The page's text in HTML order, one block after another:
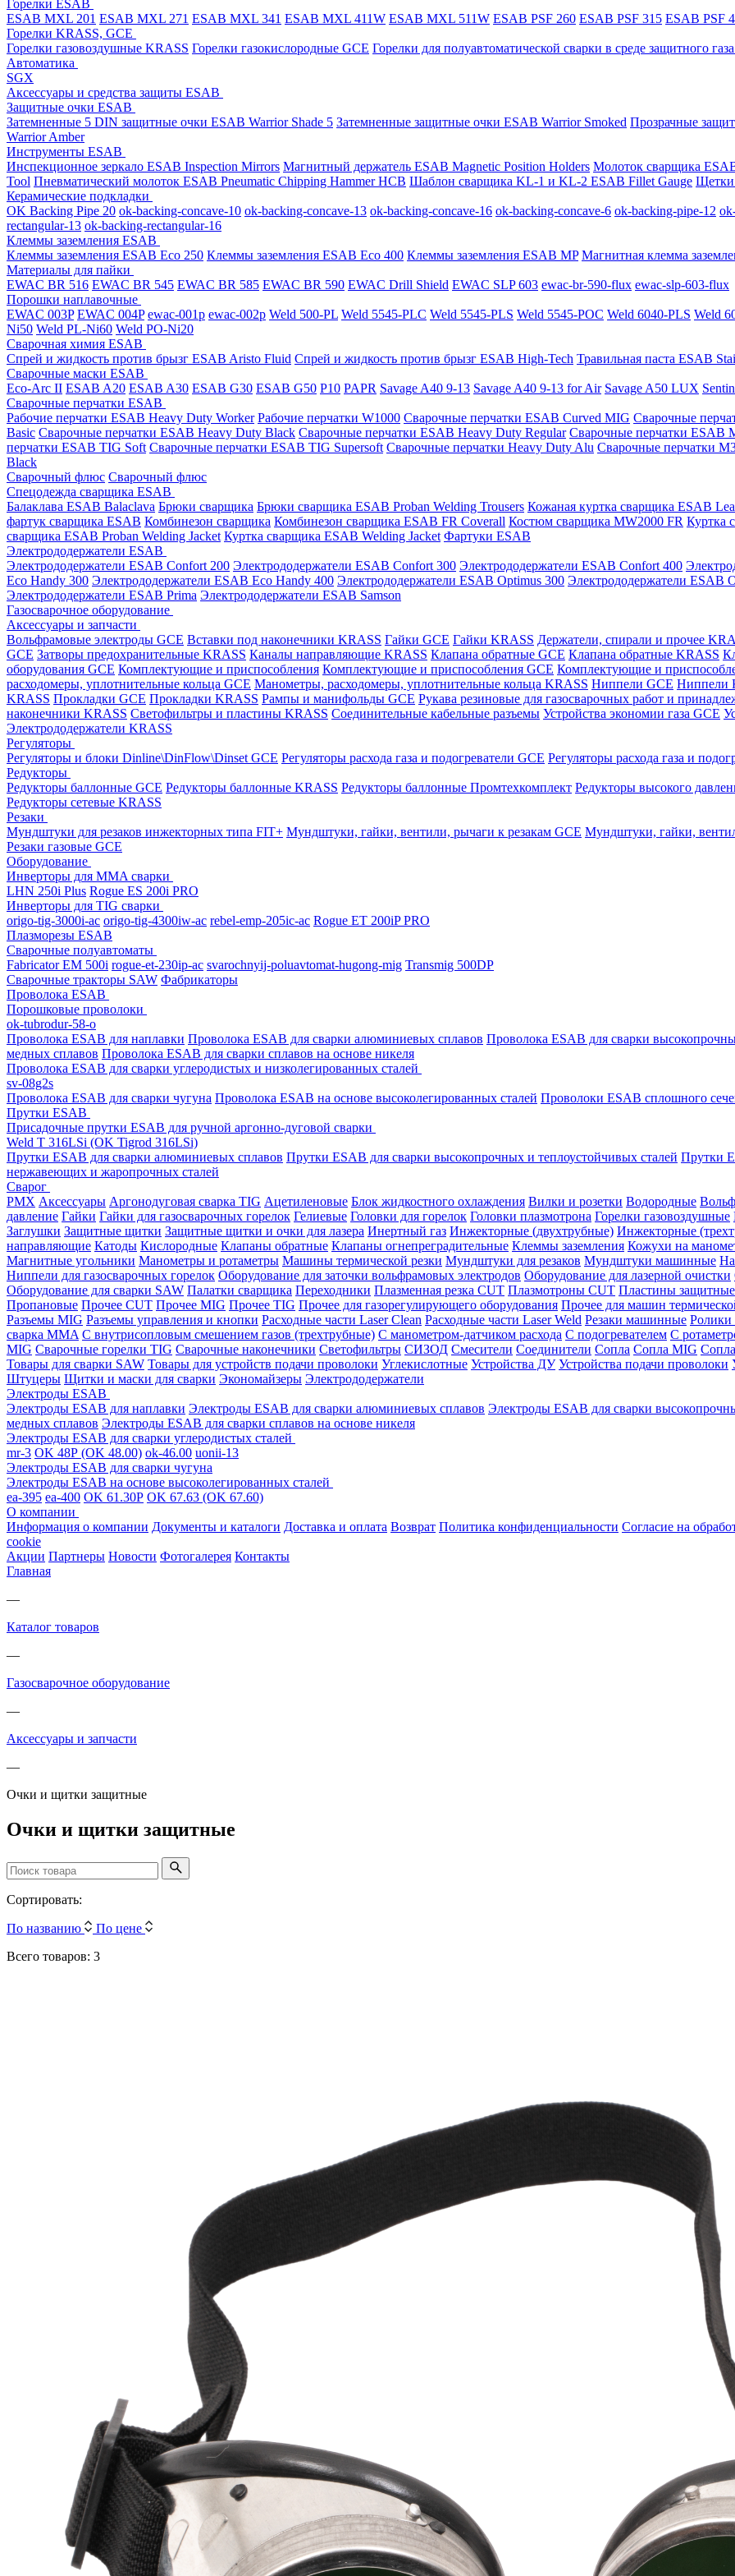
Горелки ESAB
ESAB MXL 201 ESAB MXL 271 ESAB MXL 341 ESAB MXL 411W ESAB MXL 511W ESAB PSF 260 ESAB PSF 315 ESAB PSF
Горелки KRASS, GCE
Горелки газовоздушные KRASS Горелки газокислородные GCE Горелки для полуавтоматической сварки в среде защитного
Автоматика
SGX
Аксессуары и средства защиты ESAB
Защитные очки ESAB
Затемненные 5 DIN защитные очки ESAB Warrior Shade 5 Затемненные защитные очки ESAB Warrior Smoked Прозрачные
Warrior Amber
Инструменты ESAB
Инспекционное зеркало ESAB Inspection Mirrors Магнитный держатель ESAB Magnetic Position Holders Молоток сварщика
Tool Пневматический молоток ESAB Pneumatic Chipping Hammer HCB Шаблон сварщика KL-1 и KL-2 ESAB Fillet Gauge Щетки
Керамические подкладки
OK Backing Pipe 20 ok-backing-concave-10 ok-backing-concave-13 ok-backing-concave-16 ok-backing-concave-6 ok-backing-pipe-12
rectangular-13 ok-backing-rectangular-16
Клеммы заземления ESAB
Клеммы заземления ESAB Eco 250 Клеммы заземления ESAB Eco 400 Клеммы заземления ESAB MP Магнитная клемма
Материалы для пайки
EWAC BR 516 EWAC BR 545 EWAC BR 585 EWAC BR 590 EWAC Drill Shield EWAC SLP 603 ewac-br-590-flux ewac-slp-603-flux
Порошки наплавочные
EWAC 003P EWAC 004P ewac-001p ewac-002p Weld 500-PL Weld 5545-PLC Weld 5545-PLS Weld 5545-POC Weld 6040-PLS Weld
Ni50 Weld PL-Ni60 Weld PO-Ni20
Сварочная химия ESAB
Спрей и жидкость против брызг ESAB Aristo Fluid Спрей и жидкость против брызг ESAB High-Tech Травильная паста ESAB
Сварочные маски ESAB
Eco-Arc II ESAB A20 ESAB A30 ESAB G30 ESAB G50 P10 PAPR Savage A40 9-13 Savage A40 9-13 for Air Savage A50 LUX
Сварочные перчатки ESAB
Рабочие перчатки ESAB Heavy Duty Worker Рабочие перчатки W1000 Сварочные перчатки ESAB Curved MIG Сварочные
Basic Сварочные перчатки ESAB Heavy Duty Black Сварочные перчатки ESAB Heavy Duty Regular Сварочные перчатки ESAB
перчатки ESAB TIG Soft Сварочные перчатки ESAB TIG Supersoft Сварочные перчатки Heavy Duty Alu Сварочные перчатки
Black
Сварочный флюс Сварочный флюс
Спецодежда сварщика ESAB
Балаклава ESAB Balaclava Брюки сварщика Брюки сварщика ESAB Proban Welding Trousers Кожаная куртка сварщика ESAB
фартук сварщика ESAB Комбинезон сварщика Комбинезон сварщика ESAB FR Coverall Костюм сварщика MW2000 FR Куртка
сварщика ESAB Proban Welding Jacket Куртка сварщика ESAB Welding Jacket Фартуки ESAB
Электрододержатели ESAB
Электрододержатели ESAB Confort 200 Электрододержатели ESAB Confort 300 Электрододержатели ESAB Confort 400
Eco Handy 300 Электрододержатели ESAB Eco Handy 400 Электрододержатели ESAB Optimus 300 Электрододержатели ESAB
Электрододержатели ESAB Prima Электрододержатели ESAB Samson
Газосварочное оборудование
Аксессуары и запчасти
Вольфрамовые электроды GCE Вставки под наконечники KRASS Гайки GCE Гайки KRASS Держатели, спирали и прочее
GCE Затворы предохранительные KRASS Каналы направляющие KRASS Клапана обратные GCE Клапана обратные KRASS
оборудования GCE Комплектующие и приспособления Комплектующие и приспособления GCE Комплектующие и
расходомеры, уплотнительные кольца GCE Манометры, расходомеры, уплотнительные кольца KRASS Ниппели GCE Ниппели
KRASS Прокладки GCE Прокладки KRASS Рампы и манифольды GCE Рукава резиновые для газосварочных работ и
наконечники KRASS Светофильтры и пластины KRASS Соединительные кабельные разъемы Устройства экономии газа GCE
Электрододержатели KRASS
Регуляторы
Регуляторы и блоки Dinline\DinFlow\Dinset GCE Регуляторы расхода газа и подогреватели GCE Регуляторы расхода газа и
Редукторы
Редукторы баллонные GCE Редукторы баллонные KRASS Редукторы баллонные Промтехкомплект Редукторы высокого
Редукторы сетевые KRASS
Резаки
Мундштуки для резаков инжекторных типа FIT+ Мундштуки, гайки, вентили, рычаги к резакам GCE Мундштуки, гайки,
Резаки газовые GCE
Оборудование
Инверторы для MMA сварки
LHN 250i Plus Rogue ES 200i PRO
Инверторы для TIG сварки
origo-tig-3000i-ac origo-tig-4300iw-ac rebel-emp-205ic-ac Rogue ET 200iP PRO
Плазморезы ESAB
Сварочные полуавтоматы
Fabricator EM 500i rogue-et-230ip-ac svarochnyij-poluavtomat-hugong-mig Transmig 500DP
Сварочные тракторы SAW Фабрикаторы
Проволока ESAB
Порошковые проволоки
ok-tubrodur-58-o
Проволока ESAB для наплавки Проволока ESAB для сварки алюминиевых сплавов Проволока ESAB для сварки
медных сплавов Проволока ESAB для сварки сплавов на основе никеля
Проволока ESAB для сварки углеродистых и низколегированных сталей
sv-08g2s
Проволока ESAB для сварки чугуна Проволока ESAB на основе высоколегированных сталей Проволоки ESAB сплошного
Прутки ESAB
Присадочные прутки ESAB для ручной аргонно-дуговой сварки
Weld T 316LSi (OK Tigrod 316LSi)
Прутки ESAB для сварки алюминиевых сплавов Прутки ESAB для сварки высокопрочных и теплоустойчивых сталей Прутки
нержавеющих и жаропрочных сталей
Сварог
PMX Аксессуары Аргонодуговая сварка TIG Ацетиленовые Блок жидкостного охлаждения Вилки и розетки Водородные
давление Гайки Гайки для газосварочных горелок Гелиевые Головки для горелок Головки плазмотрона Горелки газовоздушные
Заглушки Защитные щитки Защитные щитки и очки для лазера Инертный газ Инжекторные (двухтрубные) Инжекторные
направляющие Катоды Кислородные Клапаны обратные Клапаны огнепреградительные Клеммы заземления Кожухи на
Магнитные угольники Манометры и ротаметры Машины термической резки Мундштуки для резаков Мундштуки машинные
Ниппели для газосварочных горелок Оборудование для заточки вольфрамовых электродов Оборудование для лазерной очистки
Оборудование для сварки SAW Палатки сварщика Переходники Плазменная резка CUT Плазмотроны CUT Пластины защитные
Пропановые Прочее CUT Прочее MIG Прочее TIG Прочее для газорегулирующего оборудования Прочее для машин
Разъемы MIG Разъемы управления и кнопки Расходные части Laser Clean Расходные части Laser Weld Резаки машинные
сварка MMA С внутрисопловым смешением газов (трехтрубные) С манометром-датчиком расхода С подогревателем С
MIG Сварочные горелки TIG Сварочные наконечники Светофильтры СИЗОД Смесители Соединители Сопла Сопла MIG
Товары для сварки SAW Товары для устройств подачи проволоки Углекислотные Устройства ДУ Устройства подачи проволоки
Штуцеры Щитки и маски для сварки Экономайзеры Электрододержатели
Электроды ESAB
Электроды ESAB для наплавки Электроды ESAB для сварки алюминиевых сплавов Электроды ESAB для сварки
медных сплавов Электроды ESAB для сварки сплавов на основе никеля
Электроды ESAB для сварки углеродистых сталей
mr-3 OK 48Р (OK 48.00) ok-46.00 uonii-13
Электроды ESAB для сварки чугуна
Электроды ESAB на основе высоколегированных сталей
ea-395 ea-400 OK 61.30Р OK 67.63 (OK 67.60)
О компании
Информация о компании Документы и каталоги Доставка и оплата Возврат Политика конфиденциальности Согласие на
cookie
Акции Партнеры Новости Фотогалерея Контакты
Главная
—
Каталог товаров
—
Газосварочное оборудование
—
Аксессуары и запчасти
—
Очки и щитки защитные
Очки и щитки защитные
Сортировать:
По названию
По цене
Всего товаров: 3